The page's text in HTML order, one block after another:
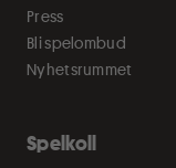
Press
Bli spelombud
Nyhetsrummet
Spelkoll